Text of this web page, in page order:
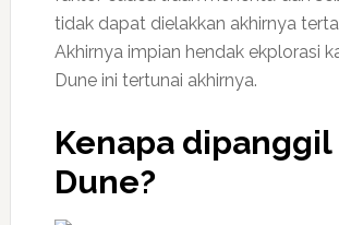
tidak dapat dielakkan akhirnya
Akhirnya impian hendak ekplorasi
Dune ini tertunai akhirnya.
Kenapa dipanggil
Dune?